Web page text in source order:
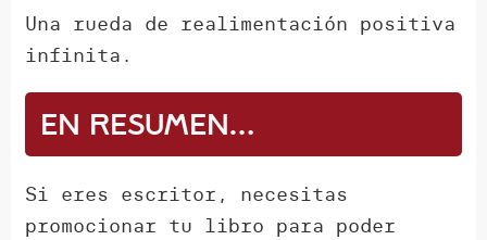
Una rueda de realimentación positiva
infinita.
En resumen…
Si eres escritor, necesitas
promocionar tu libro para poder